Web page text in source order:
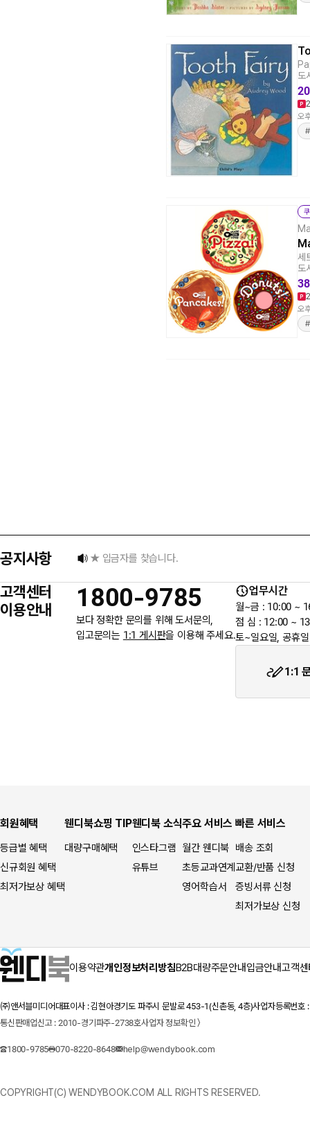
도
20
오
세
도
38
오
공지사항 6월 3일 지방선거일 휴무 안내
★입금자를 찾습니다.
고객센터
이용안내
1800-9785
보다 정확한 문의를 위해 도서문의,
입고문의는 1:1 게시판을 이용해 주세요.
업무시간
월~금 : 10:00 ~
점 심 : 12:00 ~
토~일요일, 공휴
1:1
회원혜택
등급별 혜택
신규회원 혜택
최저가보상 혜택
웬디북쇼핑 TIP
대량구매혜택
웬디북 소식
인스타그램
유튜브
주요 서비스
월간 웬디북
초등교과연계
영어학습서
빠른 서비스
배송 조회
교환/반품 신청
증빙서류 신청
최저가보상 신청
이용약관개인정보처리방침B2B대량주문안내입금안내고객
㈜앤서블미디어 대표이사 : 김현아경기도 파주시 문발로 453-1(신촌동, 4층)사업자등록번
통신판매업신고 : 2010-경기파주-2738호사업자 정보확인 〉
1800-9785 070-8220-8648 help@wendybook.com
COPYRIGHT(C) WENDYBOOK.COM ALL RIGHTS RESERVED.